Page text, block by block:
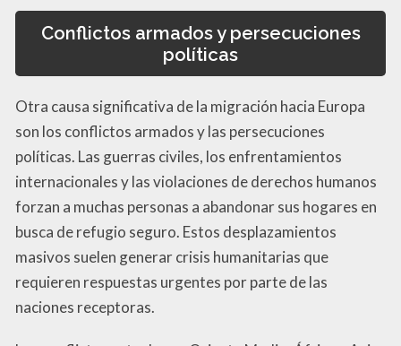
Conflictos armados y persecuciones
políticas
Otra causa significativa de la migración hacia Europa
son los conflictos armados y las persecuciones
políticas. Las guerras civiles, los enfrentamientos
internacionales y las violaciones de derechos humanos
forzan a muchas personas a abandonar sus hogares en
busca de refugio seguro. Estos desplazamientos
masivos suelen generar crisis humanitarias que
requieren respuestas urgentes por parte de las
naciones receptoras.